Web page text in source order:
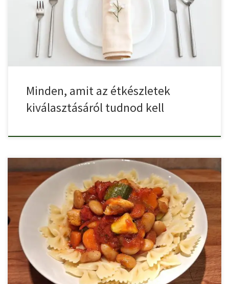
bizony […]
Minden, amit az étkészletek
kiválasztásáról tudnod kell
Az olaszos csirkemell ragu ötletét a minestrone leves adta,
hasonló […]